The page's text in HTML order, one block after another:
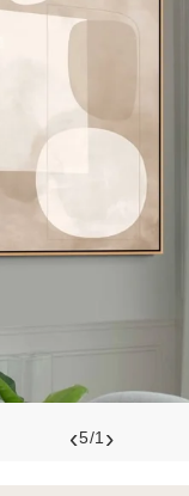
‹
5/1
›